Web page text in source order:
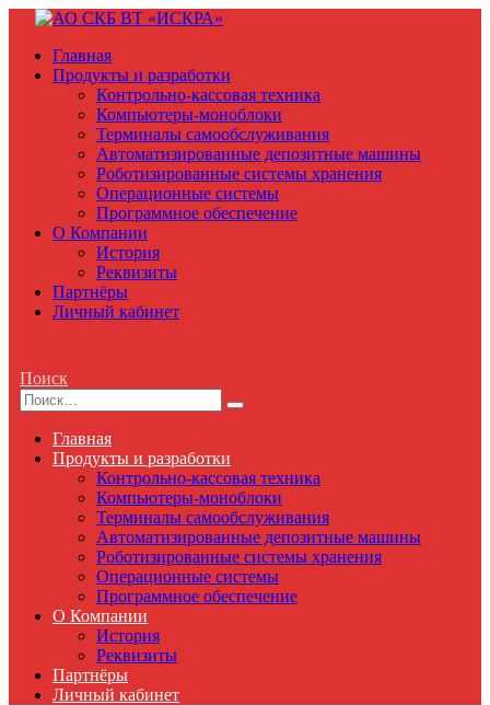
Главная
Продукты и разработки
Контрольно-кассовая техника
Компьютеры-моноблоки
Терминалы самообслуживания
Автоматизированные депозитные машины
Роботизированные системы хранения
Операционные системы
Программное обеспечение
О Компании
История
Реквизиты
Партнёры
Личный кабинет
Поиск
Главная
Продукты и разработки
Контрольно-кассовая техника
Компьютеры-моноблоки
Терминалы самообслуживания
Автоматизированные депозитные машины
Роботизированные системы хранения
Операционные системы
Программное обеспечение
О Компании
История
Реквизиты
Партнёры
Личный кабинет